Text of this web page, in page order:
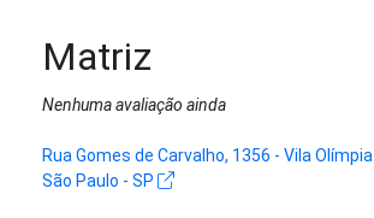
Matriz
Nenhuma avaliação ainda
Rua Gomes de Carvalho, 1356 - Vila Olímpia
São Paulo - SP